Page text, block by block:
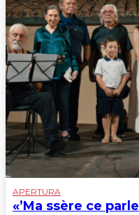
APERTURA
«’Ma ssère ce